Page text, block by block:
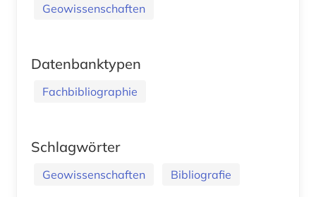
Geowissenschaften
Datenbanktypen
Fachbibliographie
Schlagwörter
Geowissenschaften Bibliografie